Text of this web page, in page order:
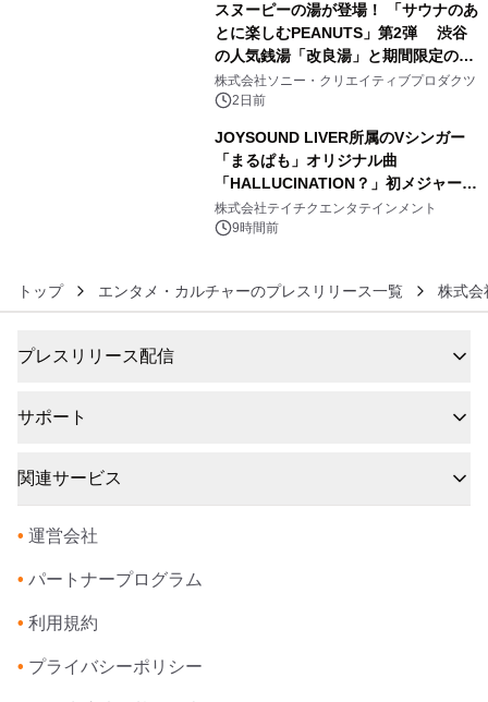
スヌーピーの湯が登場！ 「サウナのあ
とに楽しむPEANUTS」第2弾 渋谷
の人気銭湯「改良湯」と期間限定のコ
ラボレーション サウナイキタイコラ
ボグッズも発売決定！
株式会社ソニー・クリエイティブプロダクツ
2日前
JOYSOUND LIVER所属のVシンガー
「まるぱも」オリジナル曲
「HALLUCINATION？」初メジャー配
信リリース決定！
株式会社テイチクエンタテインメント
9時間前
トップ エンタメ・カルチャーのプレスリリース一覧 株式会
プレスリリース配信
サポート
関連サービス
• 運営会社
• パートナープログラム
• 利用規約
• プライバシーポリシー